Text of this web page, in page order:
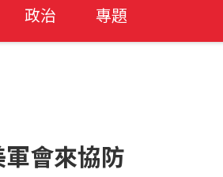
政治 專題
會來協防